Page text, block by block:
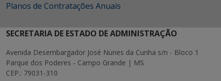
Planos de Contratações Anuais
SECRETARIA DE ESTADO DE ADMINISTRAÇÃO
Avenida Desembargador José Nunes da Cunha s/n - Bloco 1
Parque dos Poderes - Campo Grande | MS
CEP.: 79031-310